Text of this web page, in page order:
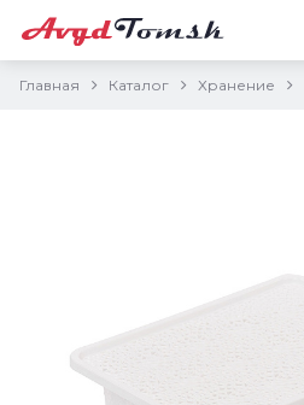
Главная Каталог Хранение